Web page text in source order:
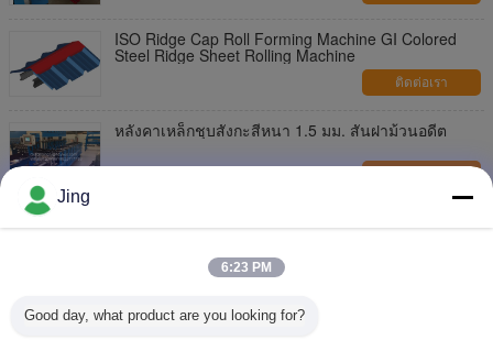
ISO Ridge Cap Roll Forming Machine GI Colored
Steel Ridge Sheet Rolling Machine
ติดต่อเรา
หลังคาเหล็กชุบสังกะสีหนา 1.5 มม. สันฝาม้วนอดีต
Jing
6:23 PM
Good day, what product are you looking for?